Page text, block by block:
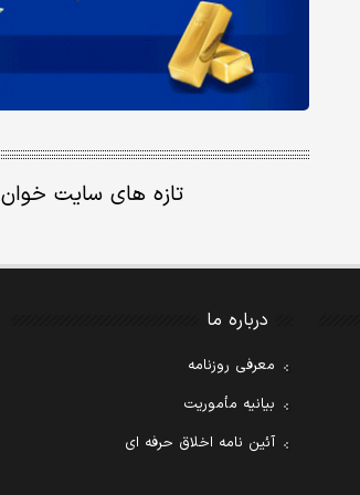
تازه های سایت خوان
درباره ما
معرفی روزنامه
بیانیه مأموریت
آئین نامه اخلاق حرفه ای